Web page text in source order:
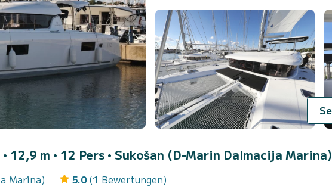
12,9 m • 12 Pers • Sukošan (D-Marin Dalmacija Marina)
Marina) 5.0 (1 Bewertungen)